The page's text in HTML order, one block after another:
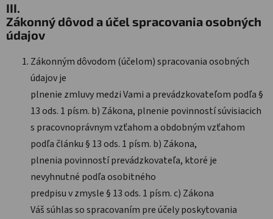
III.
Zákonný dôvod a účel spracovania osobných
údajov
Zákonným dôvodom (účelom) spracovania osobných
údajov je
plnenie zmluvy medzi Vami a prevádzkovateľom podľa §
13 ods. 1 písm. b) Zákona, plnenie povinností súvisiacich
s pracovnoprávnym vzťahom a obdobným vzťahom
podľa článku § 13 ods. 1 písm. b) Zákona,
plnenia povinností prevádzkovateľa, ktoré je
nevyhnutné podľa osobitného
predpisu v zmysle § 13 ods. 1 písm. c) Zákona
Váš súhlas so spracovaním pre účely poskytovania